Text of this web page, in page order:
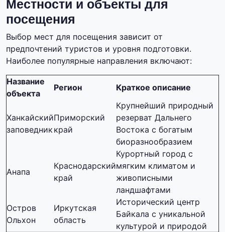
Местности и объекты для
посещения
Выбор мест для посещения зависит от
предпочтений туристов и уровня подготовки.
Наиболее популярные направления включают:
Название
объекта
Регион Краткое описание
Ханкайский
заповедник
Приморский
край
Крупнейший природный
резерват Дальнего
Востока с богатым
биоразнообразием
Анапа
Краснодарский
край
Курортный город с
мягким климатом и
живописными
ландшафтами
Остров
Ольхон
Иркутская
область
Исторический центр
Байкала с уникальной
культурой и природой